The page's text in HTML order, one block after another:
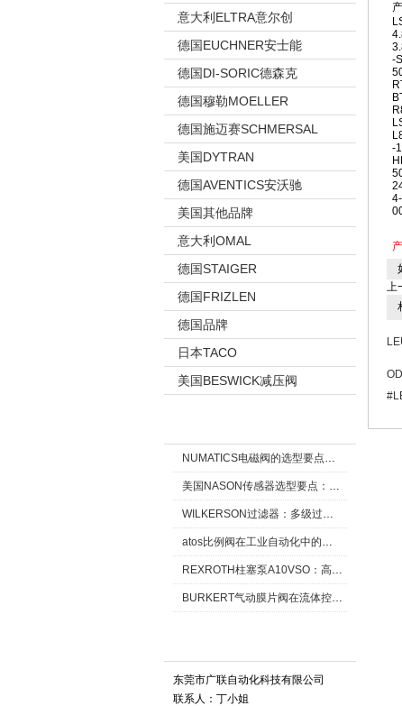
意大利ELTRA意尔创
德国EUCHNER安士能
德国DI-SORIC德森克
德国穆勒MOELLER
德国施迈赛SCHMERSAL
美国DYTRAN
德国AVENTICS安沃驰
美国其他品牌
意大利OMAL
德国STAIGER
德国FRIZLEN
德国品牌
日本TACO
美国BESWICK减压阀
NUMATICS电磁阀的选型要点与使用注意事项
美国NASON传感器选型要点：精度、量程与接口适配指南
WILKERSON过滤器：多级过滤技术，适配多行业净化需求
atos比例阀在工业自动化中的关键应用
REXROTH柱塞泵A10VSO：高效液压系统的核心组件
BURKERT气动膜片阀在流体控制中的应用
东莞市广联自动化科技有限公司
联系人：丁小姐
-
-
上